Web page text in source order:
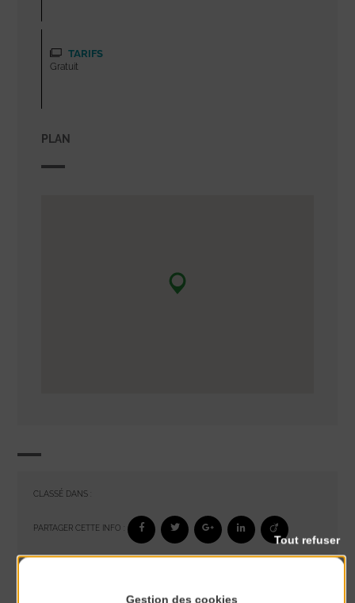
TARIFS
Gratuit
PLAN
CLASSÉ DANS :
PARTAGER CETTE INFO :
Gestion des cookies
Tout refuser